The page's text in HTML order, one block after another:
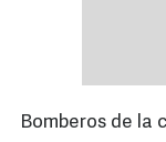
Bomberos de la